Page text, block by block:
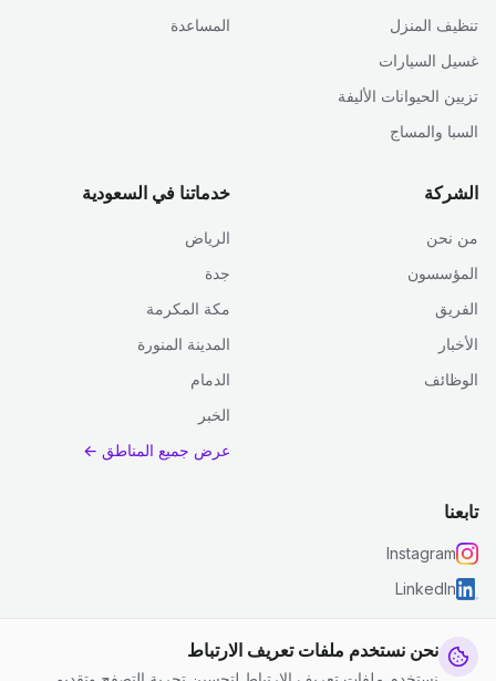
نحن نستخدم ملفات تعريف الارتباط
تنظيف المنزل
غسيل السيارات
تزيين الحيوانات الأليفة
السبا والمساج
المساعدة
الشركة
من نحن
المؤسسون
الفريق
الأخبار
الوظائف
خدماتنا في السعودية
الرياض
جدة
مكة المكرمة
المدينة المنورة
الدمام
الخبر
عرض جميع المناطق ←
تابعنا
Instagram
LinkedIn